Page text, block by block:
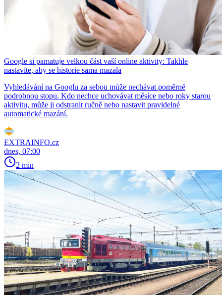
Google si pamatuje velkou část vaší online aktivity: Takhle
nastavíte, aby se historie sama mazala
Vyhledávání na Googlu za sebou může nechávat poměrně
podrobnou stopu. Kdo nechce uchovávat měsíce nebo roky starou
aktivitu, může ji odstranit ručně nebo nastavit pravidelné
automatické mazání.
EXTRAINFO.cz
dnes, 07:00
2 min